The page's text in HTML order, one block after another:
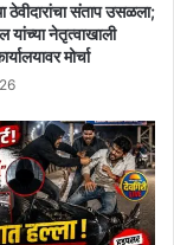
संताप उसळला;
यांच्या नेतृत्वाखाली
मोर्चा